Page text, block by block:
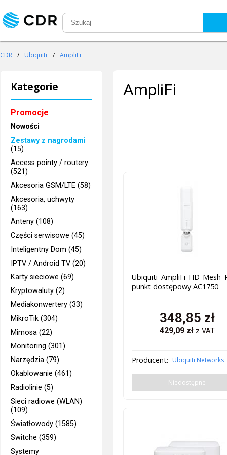
CDR / Ubiquiti / AmpliFi
Kategorie
Promocje
Nowości
Zestawy z nagrodami
(15)
Access pointy / routery
(521)
Akcesoria GSM/LTE (58)
Akcesoria, uchwyty
(163)
Anteny (108)
Części serwisowe (45)
Inteligentny Dom (45)
IPTV / Android TV (20)
Karty sieciowe (69)
Kryptowaluty (2)
Mediakonwertery (33)
MikroTik (304)
Mimosa (22)
Monitoring (301)
Narzędzia (79)
Okablowanie (461)
Radiolinie (5)
Sieci radiowe (WLAN)
(109)
Światłowody (1585)
Switche (359)
Systemy
AmpliFi
Ubiquiti AmpliFi HD Mesh
punkt dostępowy AC1750
348,85 zł
429,09zł z VAT
Producent: Ubiquiti Networks
Niedostępne